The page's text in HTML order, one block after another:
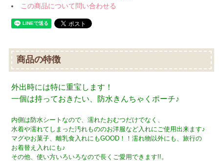
この商品について問い合わせる
商品の特徴
外出時には特に重宝します！
一個は持っておきたい、防水きんちゃくポーチ♪
内側は防水シートなので、濡れたおむつだけでなく、
水着や濡れてしまった汚れもののお洋服など入れにご使用出来ます♪
マグやお菓子、離乳食入れにもGOOD！！濡れ物以外にも、旅行の
お着替え入れにも♪
その他、使い方いろいろなので長くご愛用できます!!。